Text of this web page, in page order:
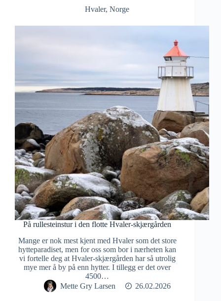
Hvaler,Norge
På rullesteinstur i den flotte Hvaler-skjærgården
Mange er nok mest kjent med Hvaler som det store
hytteparadiset, men for oss som bor i nærheten kan
vi fortelle deg at Hvaler-skjærgården har så utrolig
mye mer å by på enn hytter. I tillegg er det over
4500…
Mette Gry Larsen
26.02.2026